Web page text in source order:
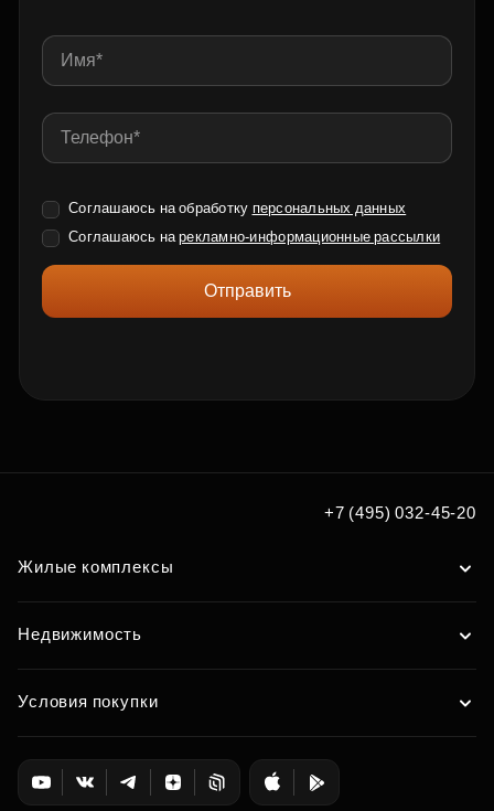
Соглашаюсь на обработку персональных данных
Соглашаюсь нарекламно-информационные рассылки
Отправить
+7 (495) 032-45-20
Жилые комплексы
Недвижимость
Условия покупки